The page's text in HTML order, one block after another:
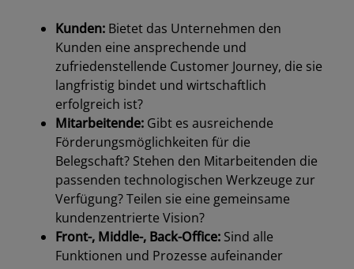
Kunden: Bietet das Unternehmen den
Kunden eine ansprechende und
zufriedenstellende Customer Journey, die sie
langfristig bindet und wirtschaftlich
erfolgreich ist?
Mitarbeitende: Gibt es ausreichende
Förderungsmöglichkeiten für die
Belegschaft? Stehen den Mitarbeitenden die
passenden technologischen Werkzeuge zur
Verfügung? Teilen sie eine gemeinsame
kundenzentrierte Vision?
Front-, Middle-, Back-Office: Sind alle
Funktionen und Prozesse aufeinander